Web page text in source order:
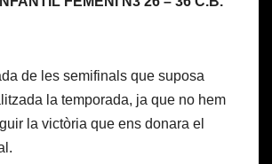
de les semifinals que suposa
la temporada, ja que no hem
la victòria que ens donara el